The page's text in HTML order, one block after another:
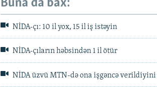
Buna da bax:
NİDA-çı: 10 il yox, 15 il iş istəyin
NİDA-çıların həbsindən 1 il ötür
NİDA üzvü MTN-də ona işgəncə